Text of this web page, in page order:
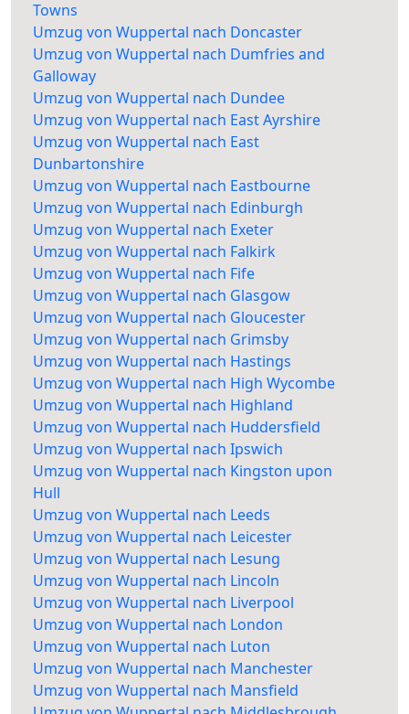
Towns
Umzug von Wuppertal nach Doncaster
Umzug von Wuppertal nach Dumfries and
Galloway
Umzug von Wuppertal nach Dundee
Umzug von Wuppertal nach East Ayrshire
Umzug von Wuppertal nach East
Dunbartonshire
Umzug von Wuppertal nach Eastbourne
Umzug von Wuppertal nach Edinburgh
Umzug von Wuppertal nach Exeter
Umzug von Wuppertal nach Falkirk
Umzug von Wuppertal nach Fife
Umzug von Wuppertal nach Glasgow
Umzug von Wuppertal nach Gloucester
Umzug von Wuppertal nach Grimsby
Umzug von Wuppertal nach Hastings
Umzug von Wuppertal nach High Wycombe
Umzug von Wuppertal nach Highland
Umzug von Wuppertal nach Huddersfield
Umzug von Wuppertal nach Ipswich
Umzug von Wuppertal nach Kingston upon
Hull
Umzug von Wuppertal nach Leeds
Umzug von Wuppertal nach Leicester
Umzug von Wuppertal nach Lesung
Umzug von Wuppertal nach Lincoln
Umzug von Wuppertal nach Liverpool
Umzug von Wuppertal nach London
Umzug von Wuppertal nach Luton
Umzug von Wuppertal nach Manchester
Umzug von Wuppertal nach Mansfield